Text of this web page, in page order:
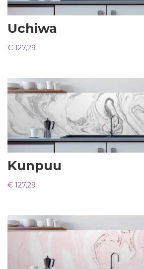
Uchiwa
€ 127,29
Kunpuu
€ 127,29